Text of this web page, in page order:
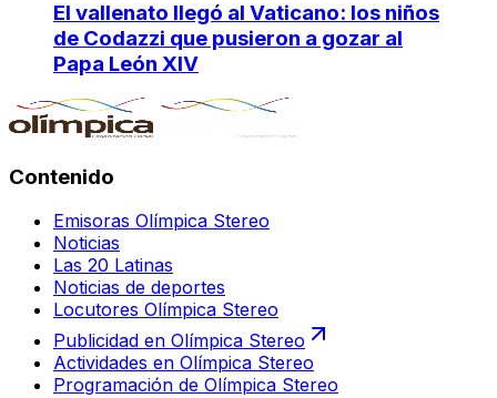
El vallenato llegó al Vaticano: los niños
de Codazzi que pusieron a gozar al
Papa León XIV
Contenido
Emisoras Olímpica Stereo
Noticias
Las 20 Latinas
Noticias de deportes
Locutores Olímpica Stereo
Publicidad en Olímpica Stereo
Actividades en Olímpica Stereo
Programación de Olímpica Stereo